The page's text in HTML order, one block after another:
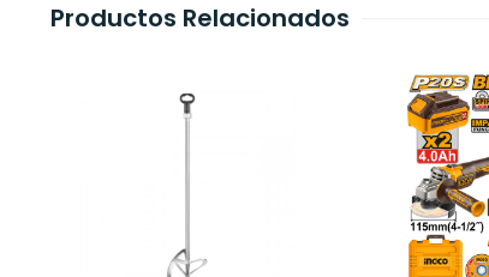
Productos Relacionados